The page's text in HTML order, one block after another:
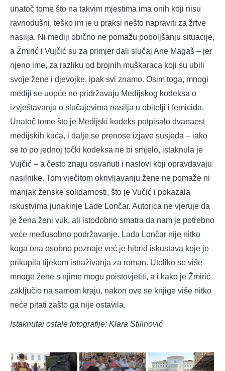
unatoč tome što na takvim mjestima ima onih koji nisu
ravnodušni, teško im je u praksi nešto napraviti za žrtve
nasilja. Ni mediji obično ne pomažu poboljšanju situacije,
a Žmirić i Vujčić su za primjer dali slučaj Ane Magaš – jer
njeno ime, za razliku od brojnih muškaraca koji su ubili
svoje žene i djevojke, ipak svi znamo. Osim toga, mnogi
mediji se uopće ne pridržavaju Medijskog kodeksa o
izvještavanju o slučajevima nasilja u obitelji i femicida.
Unatoč tome što je Medijski kodeks potpisalo dvanaest
medijskih kuća, i dalje se prenose izjave susjeda – iako
se to po jednoj točki kodeksa ne bi smjelo, istaknula je
Vujčić – a često znaju osvanuti i naslovi koji opravdavaju
nasilnike. Tom vječitom okrivljavanju žene ne pomaže ni
manjak ženske solidarnosti, što je Vučić i pokazala
iskustvima junakinje Lade Lončar. Autorica ne vjeruje da
je žena ženi vuk, ali istodobno smatra da nam je potrebno
veće međusobno podržavanje. Lada Lončar nije nitko
koga ona osobno poznaje već je hibrid iskustava koje je
prikupila tijekom istraživanja za roman. Utoliko se više
mnoge žene s njime mogu poistovjetiti, a i kako je Žmirić
zaključio na samom kraju, nakon ove se knjige više nitko
neće pitati zašto ga nije ostavila.
Istaknutai ostale fotografije: Klara Stilinović